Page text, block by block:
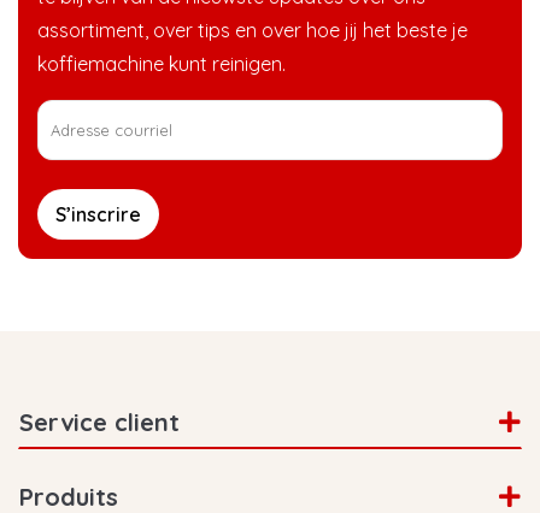
devient moins cher lorsque vous en
commandez plus ! La réduction dégressive
commence pour la plupart des produits dès 3
articles !
assortiment, over tips en over hoe jij het beste je
koffiemachine kunt reinigen.
S’inscrire
Service client
Produits